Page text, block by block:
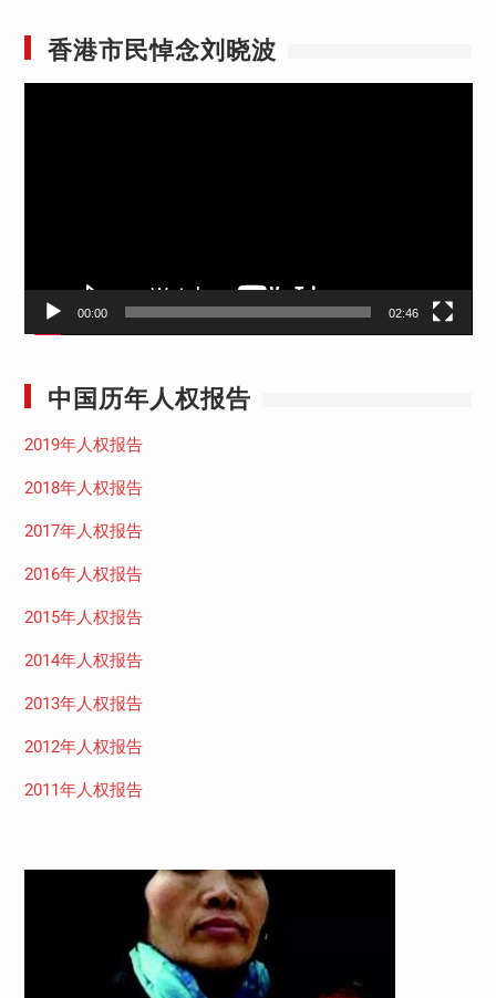
香港市民悼念刘晓波
00:00 02:46
中国历年人权报告
2019年人权报告
2018年人权报告
2017年人权报告
2016年人权报告
2015年人权报告
2014年人权报告
2013年人权报告
2012年人权报告
2011年人权报告